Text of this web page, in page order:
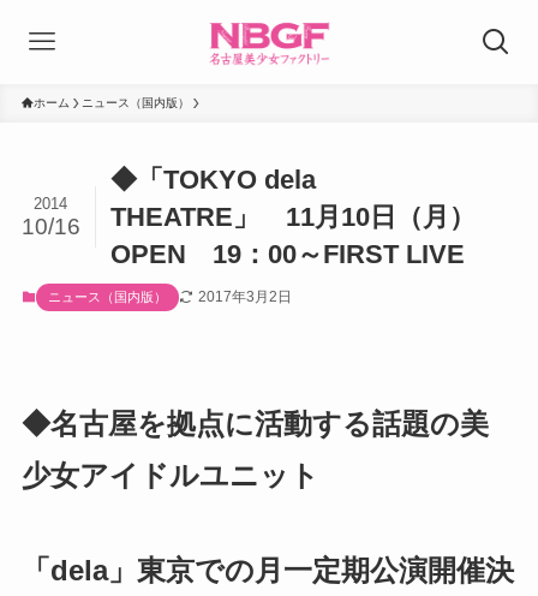
ホーム ニュース（国内版）
◆「TOKYO dela
THEATRE」 11月10日（月）
OPEN 19：00～FIRST LIVE
2014
10/16
ニュース（国内版） 2017年3月2日
◆名古屋を拠点に活動する話題の美
少女アイドルユニット
「dela」東京での月一定期公演開催決